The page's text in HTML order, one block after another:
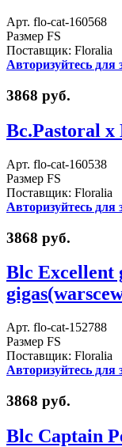
Арт. flo-cat-160568
Размер FS
Поставщик: Floralia
Авторизуйтесь для
3868 руб.
Bc.Pastoral
Арт. flo-cat-160538
Размер FS
Поставщик: Floralia
Авторизуйтесь для
3868 руб.
Blc Excellent
Арт. flo-cat-152788
Размер FS
Поставщик: Floralia
Авторизуйтесь для
3868 руб.
Blc Captain